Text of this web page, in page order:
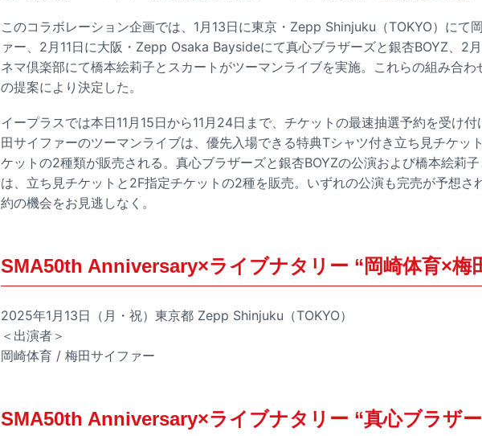
このコラボレーション企画では、1月13日に東京・Zepp Shinjuku（TOKYO）にて
ァー、2月11日に大阪・Zepp Osaka Baysideにて真心ブラザーズと銀杏BOYZ、2
ネマ倶楽部にて橋本絵莉子とスカートがツーマンライブを実施。これらの組み合わ
の提案により決定した。
イープラスでは本日11月15日から11月24日まで、チケットの最速抽選予約を受け
田サイファーのツーマンライブは、優先入場できる特典Tシャツ付き立ち見チケッ
ケットの2種類が販売される。真心ブラザーズと銀杏BOYZの公演および橋本絵莉
は、立ち見チケットと2F指定チケットの2種を販売。いずれの公演も完売が予想さ
約の機会をお見逃しなく。
SMA50th Anniversary×ライブナタリー “岡崎体育×梅
2025年1月13日（月・祝）東京都 Zepp Shinjuku（TOKYO）
＜出演者＞
岡崎体育 / 梅田サイファー
SMA50th Anniversary×ライブナタリー “真心ブラザ